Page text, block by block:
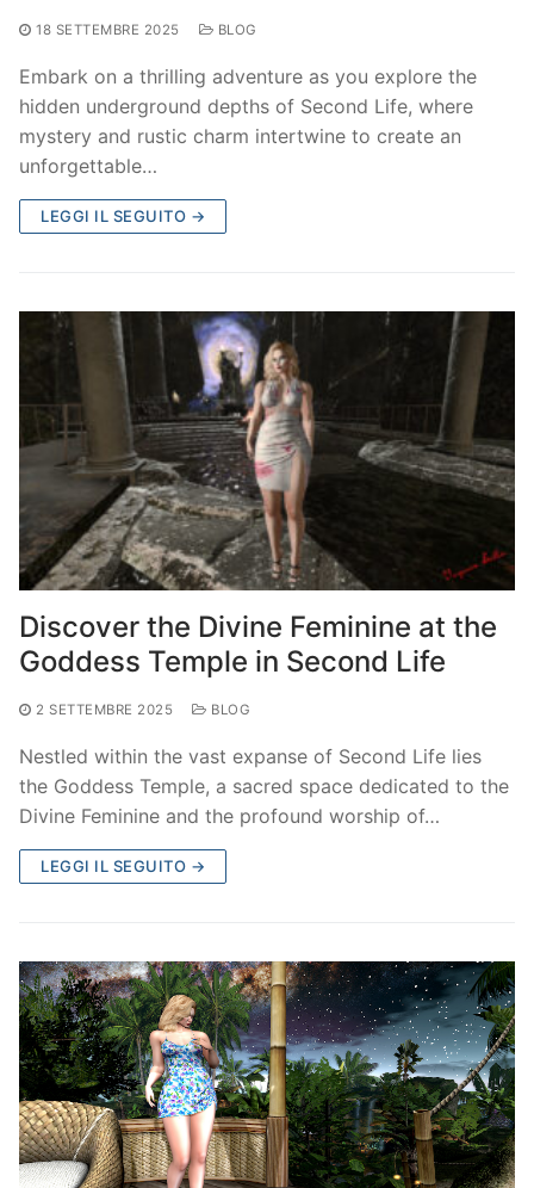
18 SETTEMBRE 2025 BLOG
Embark on a thrilling adventure as you explore the
hidden underground depths of Second Life, where
mystery and rustic charm intertwine to create an
unforgettable…
LEGGI IL SEGUITO →
Discover the Divine Feminine at the
Goddess Temple in Second Life
2 SETTEMBRE 2025 BLOG
Nestled within the vast expanse of Second Life lies
the Goddess Temple, a sacred space dedicated to the
Divine Feminine and the profound worship of…
LEGGI IL SEGUITO →